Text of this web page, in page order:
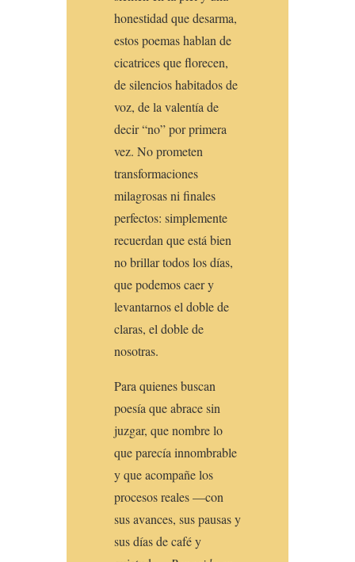
honestidad que desarma,
estos poemas hablan de
cicatrices que florecen,
de silencios habitados de
voz, de la valentía de
decir “no” por primera
vez. No prometen
transformaciones
milagrosas ni finales
perfectos: simplemente
recuerdan que está bien
no brillar todos los días,
que podemos caer y
levantarnos el doble de
claras, el doble de
nosotras.
Para quienes buscan
poesía que abrace sin
juzgar, que nombre lo
que parecía innombrable
y que acompañe los
procesos reales —con
sus avances, sus pausas y
sus días de café y